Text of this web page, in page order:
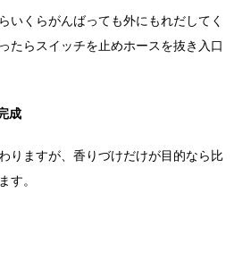
いくらがんばっても外にもれだしてく
たらスイッチを止めホースを抜き入口
成
りますが、香りづけだけが目的なら比
す。